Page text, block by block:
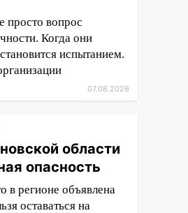
вопрос
Когда они
испытанием.
07.08.2026
области
опасность
в регионе объявлена
оставаться на